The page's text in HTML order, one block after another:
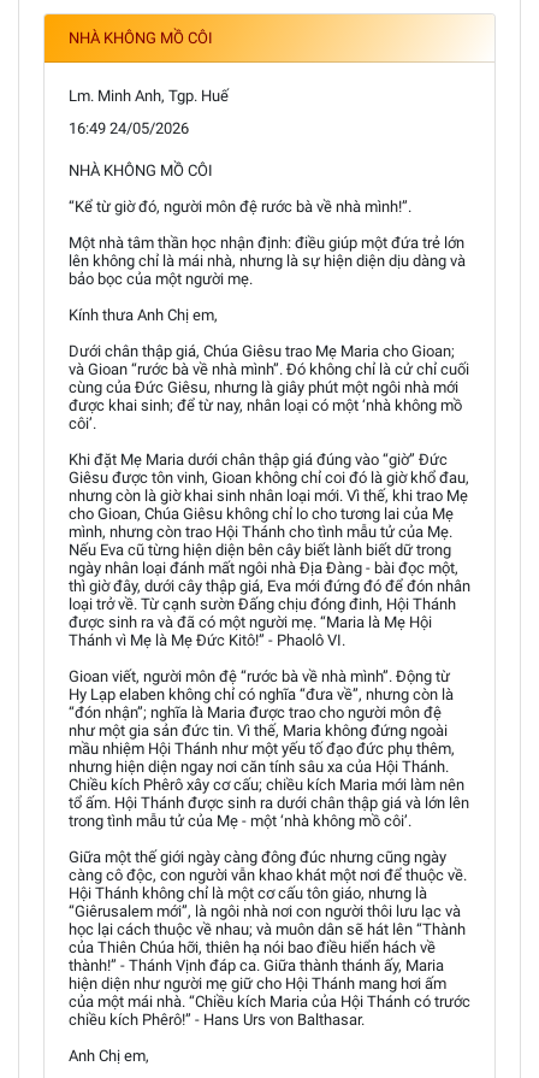
NHÀ KHÔNG MỒ CÔI
Lm. Minh Anh, Tgp. Huế
16:49 24/05/2026
NHÀ KHÔNG MỒ CÔI
“Kể từ giờ đó, người môn đệ rước bà về nhà mình!”.
Một nhà tâm thần học nhận định: điều giúp một đứa trẻ lớn
lên không chỉ là mái nhà, nhưng là sự hiện diện dịu dàng và
bảo bọc của một người mẹ.
Kính thưa Anh Chị em,
Dưới chân thập giá, Chúa Giêsu trao Mẹ Maria cho Gioan;
và Gioan “rước bà về nhà mình”. Đó không chỉ là cử chỉ cuối
cùng của Đức Giêsu, nhưng là giây phút một ngôi nhà mới
được khai sinh; để từ nay, nhân loại có một ‘nhà không mồ
côi’.
Khi đặt Mẹ Maria dưới chân thập giá đúng vào “giờ” Đức
Giêsu được tôn vinh, Gioan không chỉ coi đó là giờ khổ đau,
nhưng còn là giờ khai sinh nhân loại mới. Vì thế, khi trao Mẹ
cho Gioan, Chúa Giêsu không chỉ lo cho tương lai của Mẹ
mình, nhưng còn trao Hội Thánh cho tình mẫu tử của Mẹ.
Nếu Eva cũ từng hiện diện bên cây biết lành biết dữ trong
ngày nhân loại đánh mất ngôi nhà Địa Đàng - bài đọc một,
thì giờ đây, dưới cây thập giá, Eva mới đứng đó để đón nhân
loại trở về. Từ cạnh sườn Đấng chịu đóng đinh, Hội Thánh
được sinh ra và đã có một người mẹ. “Maria là Mẹ Hội
Thánh vì Mẹ là Mẹ Đức Kitô!” - Phaolô VI.
Gioan viết, người môn đệ “rước bà về nhà mình”. Động từ
Hy Lạp elaben không chỉ có nghĩa “đưa về”, nhưng còn là
“đón nhận”; nghĩa là Maria được trao cho người môn đệ
như một gia sản đức tin. Vì thế, Maria không đứng ngoài
mầu nhiệm Hội Thánh như một yếu tố đạo đức phụ thêm,
nhưng hiện diện ngay nơi căn tính sâu xa của Hội Thánh.
Chiều kích Phêrô xây cơ cấu; chiều kích Maria mới làm nên
tổ ấm. Hội Thánh được sinh ra dưới chân thập giá và lớn lên
trong tình mẫu tử của Mẹ - một ‘nhà không mồ côi’.
Giữa một thế giới ngày càng đông đúc nhưng cũng ngày
càng cô độc, con người vẫn khao khát một nơi để thuộc về.
Hội Thánh không chỉ là một cơ cấu tôn giáo, nhưng là
“Giêrusalem mới”, là ngôi nhà nơi con người thôi lưu lạc và
học lại cách thuộc về nhau; và muôn dân sẽ hát lên “Thành
của Thiên Chúa hỡi, thiên hạ nói bao điều hiển hách về
thành!” - Thánh Vịnh đáp ca. Giữa thành thánh ấy, Maria
hiện diện như người mẹ giữ cho Hội Thánh mang hơi ấm
của một mái nhà. “Chiều kích Maria của Hội Thánh có trước
chiều kích Phêrô!” - Hans Urs von Balthasar.
Anh Chị em,